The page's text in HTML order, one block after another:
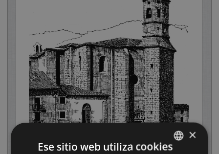
×
Ese sitio web utiliza cookies